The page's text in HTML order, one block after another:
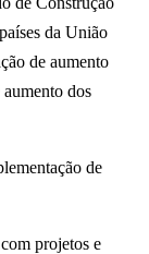
da União
de aumento
dos
de
projetos e